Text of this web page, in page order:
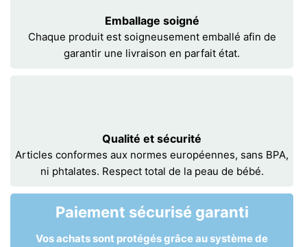
Emballage soigné
Chaque produit est soigneusement emballé afin de
garantir une livraison en parfait état.
Qualité et sécurité
Articles conformes aux normes européennes, sans BPA,
ni phtalates. Respect total de la peau de bébé.
Paiement sécurisé garanti
Vos achats sont protégés grâce au système de